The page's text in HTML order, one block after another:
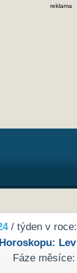
reklama
/ týden v roce:
Lev
Fáze měsíce: